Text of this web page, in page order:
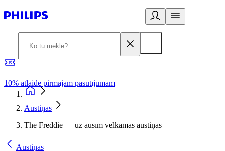
10% atlaide pirmajam pasūtījumam
Austiņas
The Freddie — uz ausīm velkamas austiņas
Austiņas